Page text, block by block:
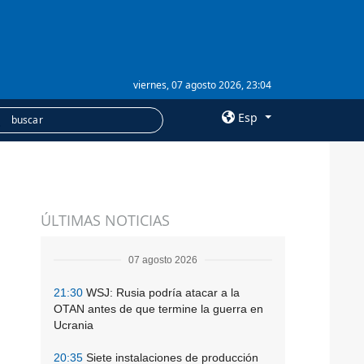
viernes, 07 agosto 2026, 23:04
Esp
Suscripción
ÚLTIMAS NOTICIAS
07 agosto 2026
21:30 WSJ: Rusia podría atacar a la
OTAN antes de que termine la guerra en
Ucrania
20:35 Siete instalaciones de producción